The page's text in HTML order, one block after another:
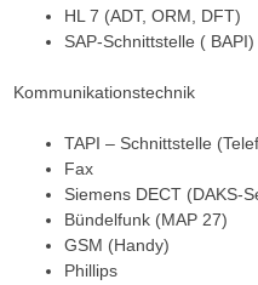
HL 7 (ADT, ORM, DFT)
SAP-Schnittstelle ( BAPI)
Kommunikationstechnik
TAPI – Schnittstelle
Fax
Siemens DECT (DAKS-
Bündelfunk (MAP 27)
GSM (Handy)
Phillips